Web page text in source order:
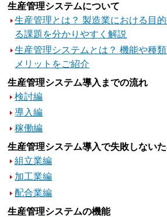
生産管理システムについて
生産管理とは？ 製造業における目
る課題を分かりやすく解説
生産管理システムとは？ 機能や種
メリットをご紹介
生産管理システム導入までの流れ
検討編
導入編
稼働編
生産管理システム導入で失敗しない
組立業編
加工業編
配合業編
生産管理システムの機能